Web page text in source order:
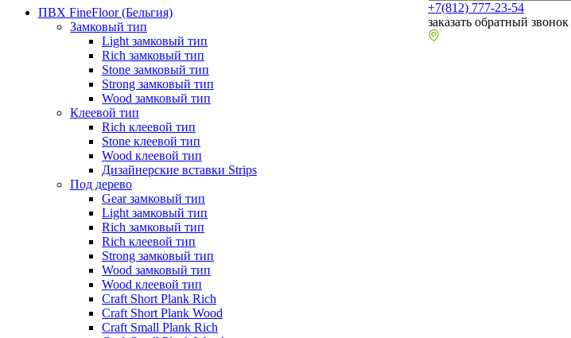
+7(812) 777-23-54
заказать обратный звонок
ПВХ FineFloor (Бельгия)
Замковый тип
Light замковый тип
Rich замковый тип
Stone замковый тип
Strong замковый тип
Wood замковый тип
Клеевой тип
Rich клеевой тип
Stone клеевой тип
Wood клеевой тип
Дизайнерские вставки Strips
Под дерево
Gear замковый тип
Light замковый тип
Rich замковый тип
Rich клеевой тип
Strong замковый тип
Wood замковый тип
Wood клеевой тип
Craft Short Plank Rich
Craft Short Plank Wood
Craft Small Plank Rich